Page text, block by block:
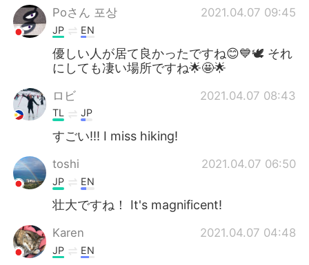
Poさん 포상 2021.04.07 09:45
JP EN
優しい人が居て良かったですね😊💙🕊️ それ
にしても凄い場所ですね🌟🤩🌟
ロビ 2021.04.07 08:43
TL JP
すごい!!! I miss hiking!
toshi 2021.04.07 06:50
JP EN
壮大ですね！ It's magnificent!
Karen 2021.04.07 04:48
JP EN